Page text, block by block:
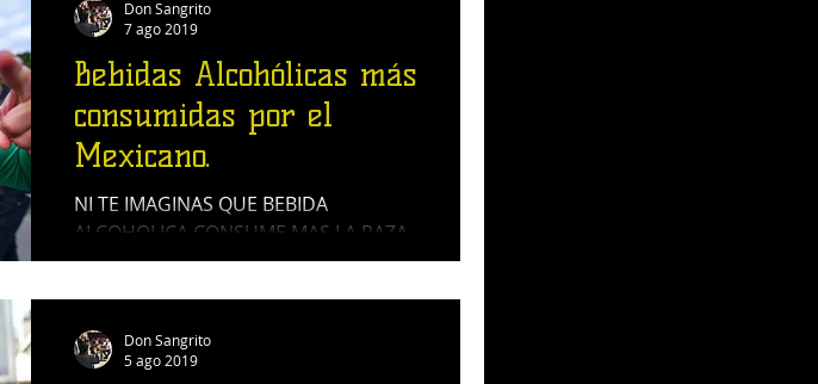
Bebidas Alcohólicas más
consumidas por el
Mexicano.
NI TE IMAGINAS QUE BEBIDA
ALCOHOLICA CONSUME MAS LA RAZA.
La investigación estuvo basada en
Don Sangrito
7 ago 2019
Don Sangrito
5 ago 2019